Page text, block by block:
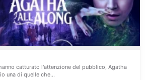
catturato l'attenzione del pubblico, Agatha
una di quelle che...